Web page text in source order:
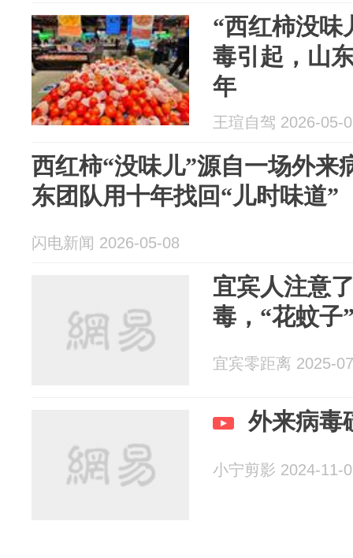
“西红柿没味
毒引起，山
年
王瑄自驾 2026-05-
西红柿“没味儿”源自一场外来
东团队用十年找回“儿时味道”
闪电新闻 2026-05-08
宜宾人注意
毒，“花蚊子
宜宾零距离 2025-
外来病毒
小宁剪影 2024-11-